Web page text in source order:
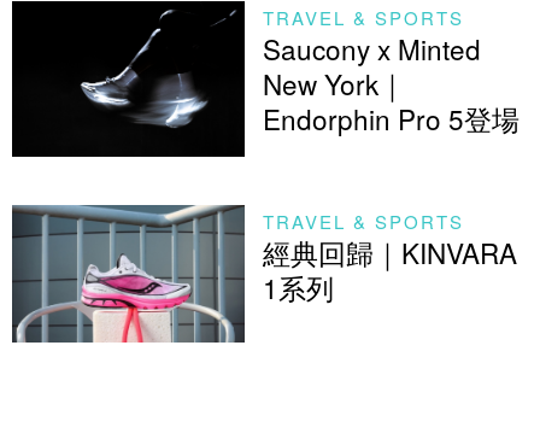
TRAVEL & SPORTS
Saucony x Minted
New York｜
Endorphin Pro 5登場
TRAVEL & SPORTS
經典回歸｜KINVARA
1系列